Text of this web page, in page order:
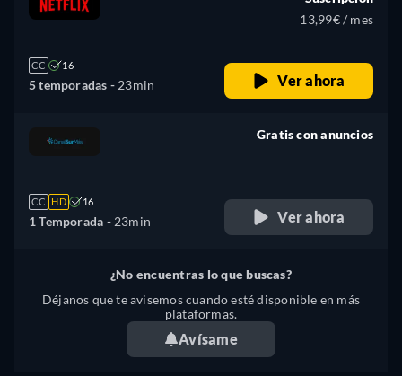
CC 16
5 temporadas - 23min
13,99€ / mes
Ver ahora
CC HD 16
1 Temporada - 23min
Gratis con anuncios
Ver ahora
¿No encuentras lo que buscas?
Déjanos que te avisemos cuando esté disponible en más
plataformas.
Avísame